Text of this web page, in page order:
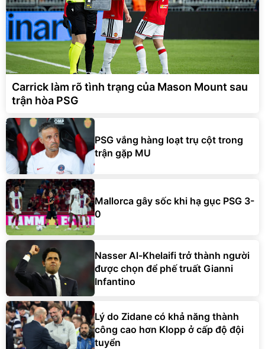
Carrick làm rõ tình trạng của Mason Mount sau
trận hòa PSG
PSG vắng hàng loạt trụ cột trong
trận gặp MU
Mallorca gây sốc khi hạ gục PSG 3-
0
Nasser Al-Khelaifi trở thành người
được chọn để phế truất Gianni
Infantino
Lý do Zidane có khả năng thành
công cao hơn Klopp ở cấp độ đội
tuyển